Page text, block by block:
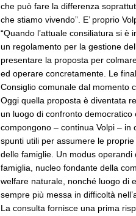
che può fare la differenza
che stiamo vivendo”. E’ proprio
“Quando l’attuale consiliatura si
un regolamento per la gestione
presentare la proposta per
ed operare concretamente. Le
Consiglio comunale dal momento
Oggi quella proposta è diventata
un luogo di confronto
compongono – continua Volpi – in
spunti utili per assumere le
delle famiglie. Un modus
famiglia, nucleo fondante della
welfare naturale, nonché luogo di
sempre più messa in difficoltà
La consulta fornisce una prima